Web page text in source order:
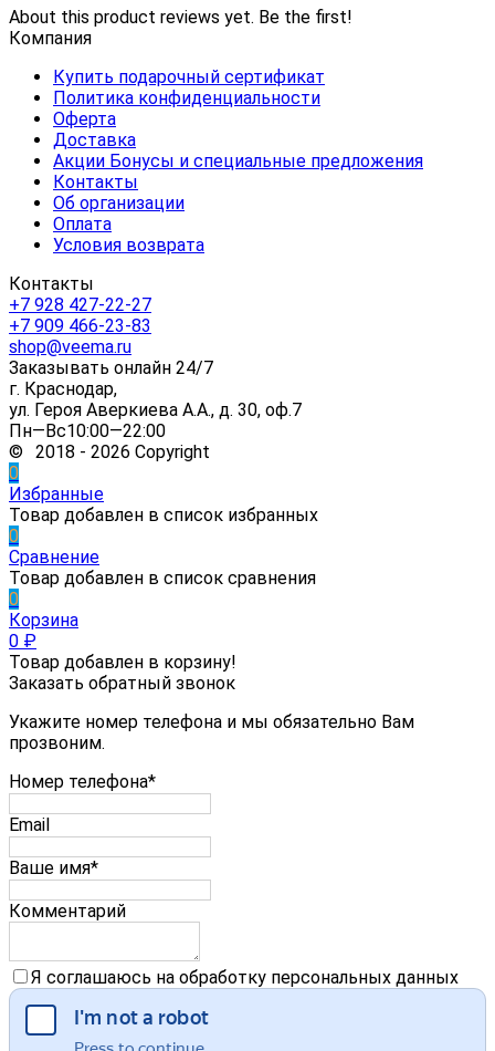
About this product reviews yet. Be the first!
Компания
Купить подарочный сертификат
Политика конфиденциальности
Оферта
Доставка
Акции Бонусы и специальные предложения
Контакты
Об организации
Оплата
Условия возврата
Контакты
+7 928 427-22-27
+7 909 466-23-83
shop@veema.ru
Заказывать онлайн 24/7
г. Краснодар,
ул. Героя Аверкиева А.А., д. 30, оф.7
Пн—Вс10:00—22:00
© 2018 - 2026 Copyright
0
Избранные
Товар добавлен в список избранных
0
Сравнение
Товар добавлен в список сравнения
0
Корзина
0 ₽
Товар добавлен в корзину!
Заказать обратный звонок
Укажите номер телефона и мы обязательно Вам
прозвоним.
Номер телефона*
Email
Ваше имя*
Комментарий
Я соглашаюсь на обработку персональных данных